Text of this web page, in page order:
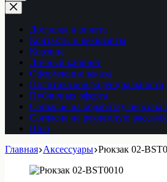
Ничего
не
найденоДоставка и оплата
Контакты и реквизиты
Корзина
Личный кабинет
Оформление заказа
Политика конфиденциальности
Публичная оферта
Согласие на обработку
Согласие на рекламную
Шоп
Главная Аксессуары Рюкзак 02-